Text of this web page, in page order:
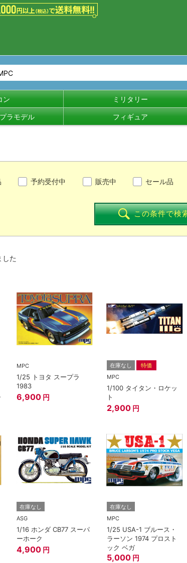
ン ミリタリー
ラモデル フィギュア
予約受付中 販売中 セール品
この条件で検
した
MPC
1/25 トヨタ スープラ
1983
6,900 円
在庫なし
特価
MPC
1/100 タイタン・ロケッ
ト
2,900 円
在庫なし
ASG
1/16 ホンダ CB77 スーパ
ーホーク
4,900 円
在庫なし
MPC
1/25 USA-1 ブルース・
ラーソン 1974 プロスト
ック ベガ
5,000 円